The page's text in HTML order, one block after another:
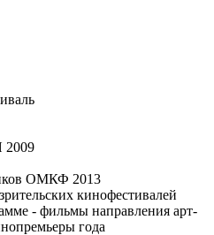
ОМКФ 2013
кинофестивалей
- фильмы направления арт-
года